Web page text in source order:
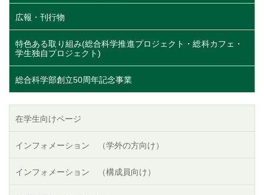
広報・刊行物
特色ある取り組み(総合科学推進プロジェクト・総科カフェ・
学生独自プロジェクト)
総合科学部創立50周年記念事業
在学生向けページ
インフォメーション （学外の方向け）
インフォメーション （構成員向け）